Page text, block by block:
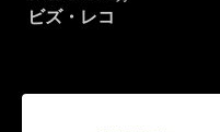
ビズ・レコ